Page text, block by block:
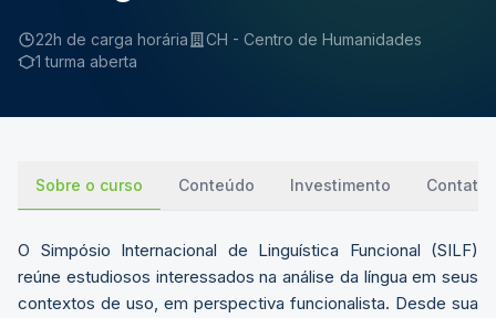
22h de carga horária
CH - Centro de Humanidades
1 turma aberta
Sobre o curso Conteúdo Investimento Contato
O Simpósio Internacional de Linguística Funcional (SILF)
reúne estudiosos interessados na análise da língua em seus
contextos de uso, em perspectiva funcionalista. Desde sua